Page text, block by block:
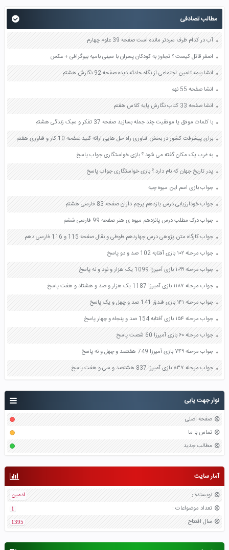
نوار جهت یابی
صفحه اصلی
تماس با ما
مطالب جدید
آمار سایت
نویسنده :
ادمین
تعداد موضواعات :
1
سال افتتاح :
1395
مطالب تصادفی
آب در کدام ظرف سردتر مانده است صفحه 39 علوم چهارم
اصغر قاتل کیست ؟ تجاوز به کودکان پسران با سینی بامیه بیوگرافی + عکس
انشا بیمه تامین اجتماعی از نگاه حادثه دیده صفحه 92 نگارش هشتم
انشا صفحه 55 نهم
انشا صفحه 33 کتاب نگارش پایه کلاس هفتم
با کلمات موفق یا موفقیت چند جمله بسازید صفحه 37 تفکر و سبک زندگی هشتم
برای پیشرفت کشور در بخش فناوری راه حل هایی ارائه کنید صفحه 10 کار و فناوری هفتم
به غرب یک مکان گفته می شود ؟ بازی خواستگاری جواب پاسخ
پدر تاریخ جهان که نام دارد ؟ بازی خواستگاری جواب پاسخ
جواب بازی اسم این میوه چیه
جواب خودارزیابی درس یازدهم پرچم داران صفحه 83 فارسی هشتم
جواب درک مطلب درس پانزدهم میوه ی هنر صفحه 99 فارسی ششم
جواب کارگاه متن پژوهی درس چهاردهم طوطی و بقال صفحه 115 و 116 فارسی دهم
جواب مرحله ۱۰۲ بازی آفتابه 102 صد و دو پاسخ
جواب مرحله ۱۰۹۹ بازی آمیرزا 1099 یک هزار و نود و نه پاسخ
جواب مرحله ۱۱۸۷ بازی آمیرزا 1187 یک هزار و صد و هشتاد و هفت پاسخ
جواب مرحله ۱۴۱ بازی فندق 141 صد و چهل و یک پاسخ
جواب مرحله ۱۵۴ بازی آفتابه 154 صد و پنجاه و چهار پاسخ
جواب مرحله ۶۰ بازی آمیرزا 60 شصت پاسخ
جواب مرحله ۷۴۹ بازی آمیرزا 749 هفتصد و چهل و نه پاسخ
جواب مرحله ۸۳۷ بازی آمیرزا 837 هشتصد و سی و هفت پاسخ